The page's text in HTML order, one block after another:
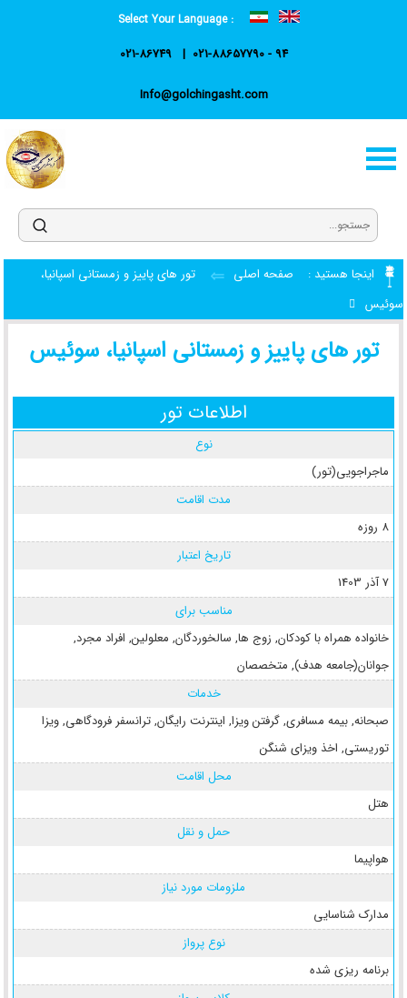
Select Your Language :
021-88657790 - 94
021-86749
Info@golchingasht.com
اینجا هستید : صفحه اصلی
تور های پاییز و زمستانی اسپانیا،
سوئیس
تور های پاییز و زمستانی اسپانیا، سوئیس
اطلاعات تور
نوع
ماجراجویی(تور)
مدت اقامت
8 روزه
تاریخ اعتبار
7 آذر 1403
مناسب برای
خانواده همراه با کودکان, زوج ها, سالخوردگان, معلولین, افراد مجرد,
جوانان(جامعه هدف), متخصصان
خدمات
صبحانه, بیمه مسافری, گرفتن ویزا, اینترنت رایگان, ترانسفر فرودگاهی, ویزا
توریستی, اخذ ویزای شنگن
محل اقامت
هتل
حمل و نقل
هواپیما
ملزومات مورد نیاز
مدارک شناسایی
نوع پرواز
برنامه ریزی شده